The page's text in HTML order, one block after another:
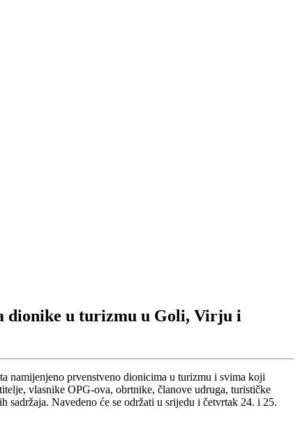
dionike u turizmu u Goli, Virju i
namijenjeno prvenstveno dionicima u turizmu i svima koji
vlasnike OPG-ova, obrtnike, članove udruga, turističke
Navedeno će se održati u srijedu i četvrtak 24. i 25.